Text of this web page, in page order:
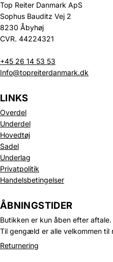
Top Reiter Danmark ApS
Sophus Bauditz Vej 2
8230 Åbyhøj
CVR. 44224321
+45 26 14 53 53
Info@topreiterdanmark.dk
LINKS
Overdel
Underdel
Hovedtøj
Sadel
Underlag
Privatpolitik
Handelsbetingelser
ÅBNINGSTIDER
Butikken er kun åben efter aftale.
Til gengæld er alle velkommen til
Returnering
Politik om beskyttelse af persondata
Refusionspolitik
Kontaktinformation
Servicevilkår